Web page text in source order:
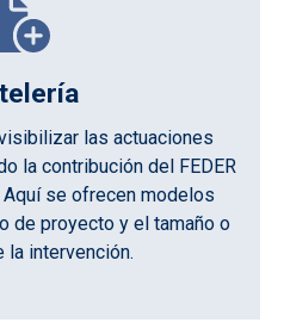
las actuaciones
la contribución del FEDER
se ofrecen modelos
de proyecto y el tamaño o
la intervención.